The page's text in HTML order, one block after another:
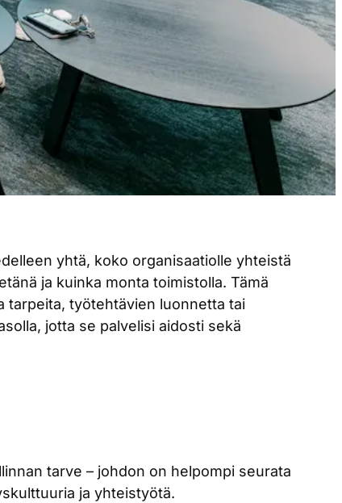
yhtä, koko organisaatiolle yhteistä
ja kuinka monta toimistolla. Tämä
tarpeita, työtehtävien luonnetta tai
jotta se palvelisi aidosti sekä
tarve – johdon on helpompi seurata
ja yhteistyötä.